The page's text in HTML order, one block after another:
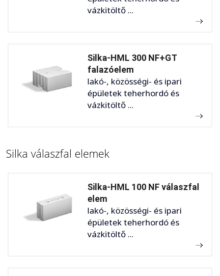
vázkitöltő ...
Silka-HML 300 NF+GT
falazóelem
lakó-, közösségi- és ipari
épületek teherhordó és
vázkitöltő ...
Silka válaszfal elemek
Silka-HML 100 NF válaszfal
elem
lakó-, közösségi- és ipari
épületek teherhordó és
vázkitöltő ...